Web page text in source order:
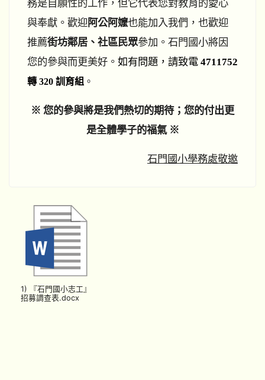
務是自願性的工作，但它代表您對教育的愛心
與奉獻。歡迎阿公阿嬤也能加入我們，也歡迎
推薦街坊鄰居、社區民眾參加。 石門 國小將因
您的參與而更美好。 如有問題，請致電 4711752
轉 320 訓育組 。
※ 您的參與將是我們熱切的期待；您的付出更
是全體學子的福氣 ※
石門國小學務處敬邀
1) 『石門國小志工』
招募調查表.docx